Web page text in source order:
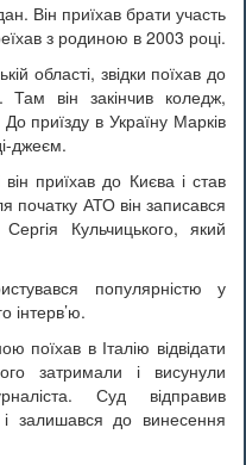
Він приїхав брати участь
з родиною в 2003 році.
області, звідки поїхав до
Там він закінчив коледж,
приїзду в Україну Марків
джеєм.
приїхав до Києва і став
початку АТО він записався
Кульчицького, який
популярністю у
інтерв’ю.
поїхав в Італію відвідати
затримали і висунули
Суд відправив
залишався до винесення